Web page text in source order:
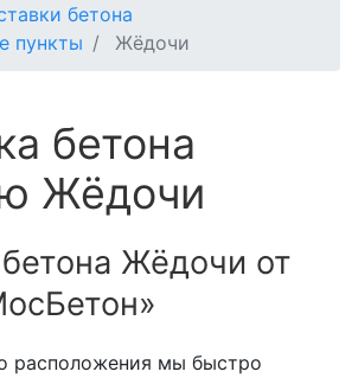
бетона
пункты
Жёдочи
бетона
Жёдочи
Жёдочи от
расположения мы быстро